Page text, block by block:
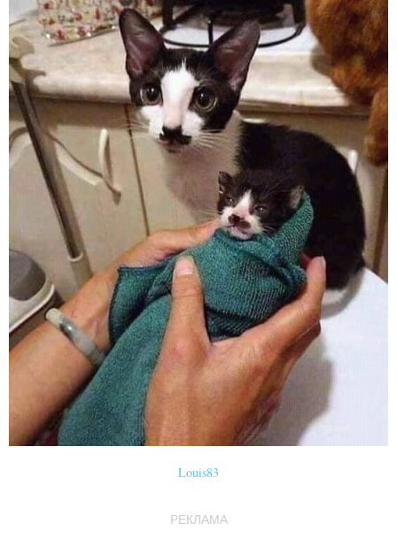
Louis83
РЕКЛАМА